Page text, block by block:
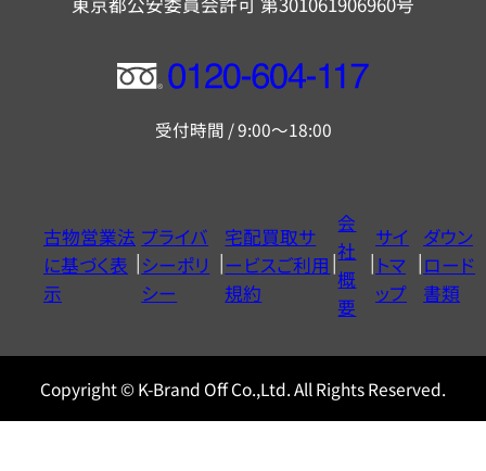
フ
ー
ヤ
ル
0120604117
受付時間 / 9:00～18:00
古物営業法
に基づく表
示
プライバ
シーポリ
シー
宅配買取サ
ービスご利用
規約
会
社
概
要
サイ
トマ
ップ
ダウン
ロード
書類
Copyright © K-Brand Off Co.,Ltd. All Rights Reserved.